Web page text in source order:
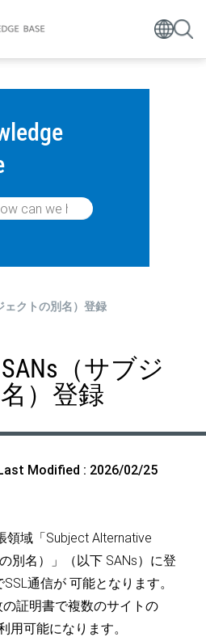
ェクトの別名）登録
SANs（サブジ
）登録
Modified : 2026/02/25
領域「Subject Alternative
別名）」（以下 SANs）に登
通信が 可能となります。
証明書で複数のサイトの
用可能になります。